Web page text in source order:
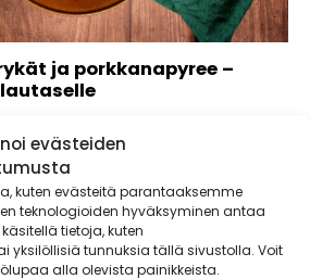
evästeiden
kuten evästeitä parantaaksemme
teknologioiden hyväksyminen antaa
tietoja, kuten
yksilöllisiä tunnuksia tällä sivustolla. Voit
alla olevista painikkeista.
ja porkkanapyree –
sisilialaiset lihapullat. Nämä